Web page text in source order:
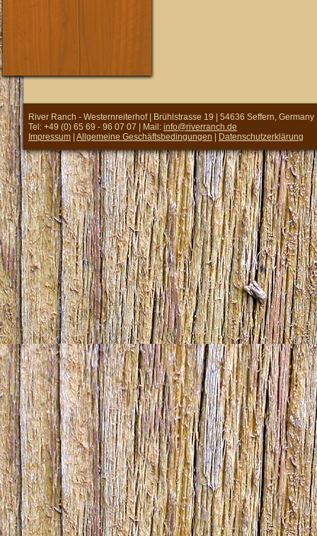
River Ranch - Westernreiterhof | Brühlstrasse 19 | 54636 Seffern, Germany
Tel: +49 (0) 65 69 - 96 07 07 | Mail: info@riverranch.de
Impressum Allgemeine Geschäftsbedingungen Datenschutzerklärung